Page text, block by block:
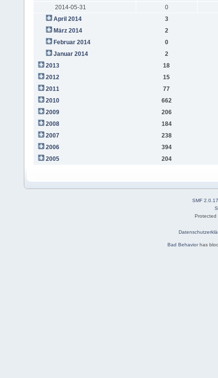
2014-05-31
0
April 2014
3
März 2014
2
Februar 2014
0
Januar 2014
2
2013
18
2012
15
2011
77
2010
662
2009
206
2008
184
2007
238
2006
394
2005
204
SMF 2.0.17
Bad Behaviorhas